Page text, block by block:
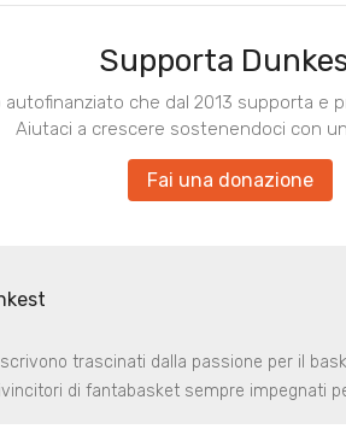
Supporta
che dal 2013 supporta e
Aiutaci a crescere sostenendoci con
Fai una donazione
trascinati dalla passione per il
di fantabasket sempre impegnati